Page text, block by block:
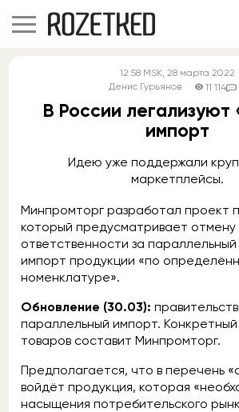
12:58 MSK, 28 марта 2022
Денис Гурьянов
11 114
В России легализуют
импорт
Идею уже поддержали
маркетплейсы.
Минпромторг разработал проект
который предусматривает отмену
ответственности за параллельный
импорт продукции «по
номенклатуре».
Обновление (30.03):
параллельный импорт.
товаров составит Минпромторг.
Предполагается, что в перечень
войдёт продукция, которая
насыщения потребительского